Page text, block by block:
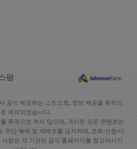
팜
공식 배포하는 스킨으로, 정보 제공을 목적으
로 제작되었습니다.
목적으로 하지 않으며, 게시된 모든 콘텐츠는
무단 복제 및 재배포를 금지하며, 조회·신청·다
항은 각 기관의 공식 홈페이지를 참고하시기